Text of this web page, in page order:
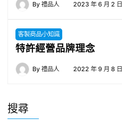
By 禮品人 2023 年 6 月 2 日
客製商品小知識
特許經營品牌理念
By 禮品人 2022 年 9 月 8 日
搜尋